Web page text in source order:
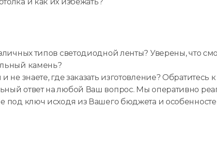
типов светодиодной ленты? Уверены, что
камень?
не знаете, где заказать изготовление? Обратитесь
ответ на любой Ваш вопрос. Мы оперативно
под ключ исходя из Вашего бюджета и